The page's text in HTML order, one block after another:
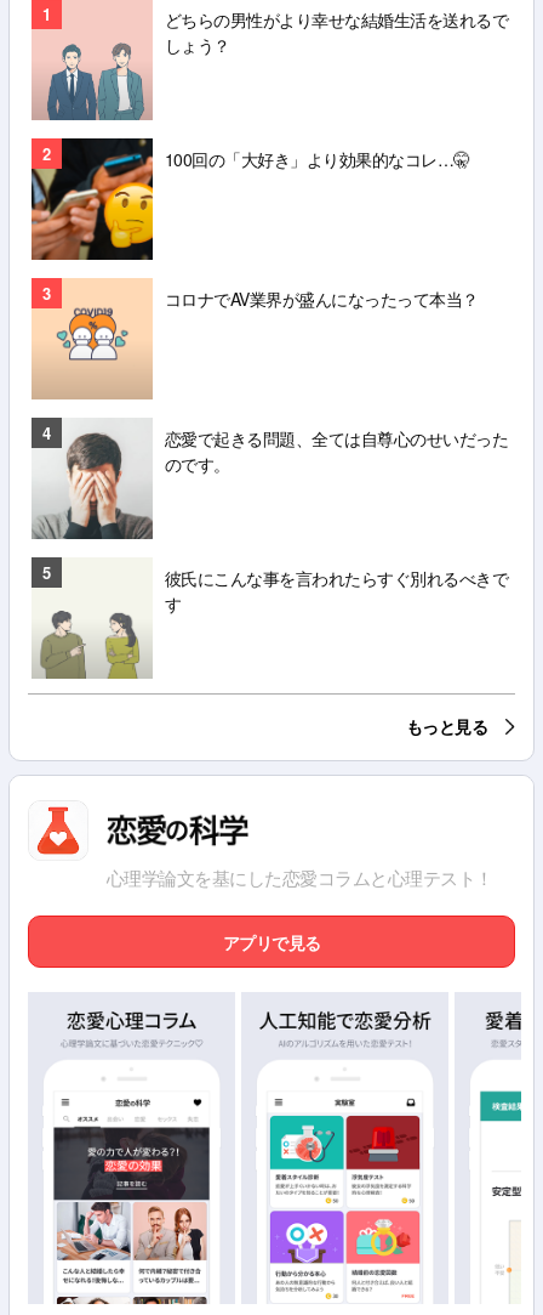
1
どちらの男性がより幸せな結婚生活を送れるで
しょう？
2 100回の「大好き」より効果的なコレ…🤫
3 コロナでAV業界が盛んになったって本当？
4
恋愛で起きる問題、全ては自尊心のせいだった
のです。
5
彼氏にこんな事を言われたらすぐ別れるべきで
す
もっと見る
心理学論文を基にした恋愛コラムと心理テスト！
アプリで見る